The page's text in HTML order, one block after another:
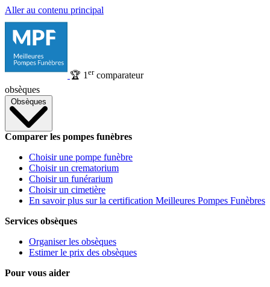
Aller au contenu principal
🏆 1 ercomparateur
obsèques
Obsèques
Comparer les pompes funèbres
Choisir une pompe funèbre
Choisir un crematorium
Choisir un funérarium
Choisir un cimetière
En savoir plus sur la certification Meilleures Pompes Funèbres
Services obsèques
Organiser les obsèques
Estimer le prix des obsèques
Pour vous aider